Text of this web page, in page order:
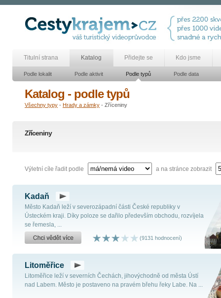
Titulní strana Katalog Přidejte se Kdo jsme
Podle lokalit Podle aktivit Podle typů Podle data
Katalog - podle typů
Všechny typy - Hrady a zámky - Zříceniny
Zříceniny
Výletní cíle řadit podle a na stránce zobrazit
Kadaň
Město Kadaň leží v severozápadní části České republiky v
Ústeckém kraji. Díky poloze se dařilo především obchodu, rozvíjela
se řemesla, ...
(9131 hodnocení)
Litoměřice
Litoměřice leží v severních Čechách, jihovýchodně od města Ústí
nad Labem. Město je postaveno na pravém břehu řeky Labe. Na ...